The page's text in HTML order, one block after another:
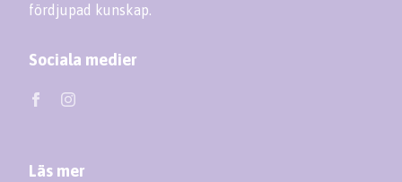
fördjupad kunskap.
Sociala medier
Läs mer